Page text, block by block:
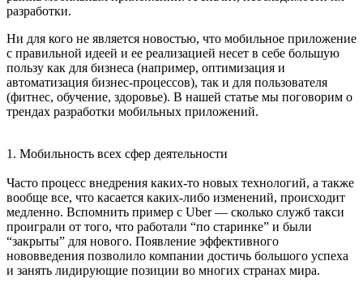
разработки.
Ни для кого не является новостью, что мобильное приложение
с правильной идеей и ее реализацией несет в себе большую
пользу как для бизнеса (например, оптимизация и
автоматизация бизнес-процессов), так и для пользователя
(фитнес, обучение, здоровье). В нашей статье мы поговорим о
трендах разработки мобильных приложений.
1. Мобильность всех сфер деятельности
Часто процесс внедрения каких-то новых технологий, а также
вообще все, что касается каких-либо изменений, происходит
медленно. Вспомнить пример с Uber — сколько служб такси
проиграли от того, что работали “по старинке” и были
“закрыты” для нового. Появление эффективного
нововведения позволило компании достичь большого успеха
и занять лидирующие позиции во многих странах мира.